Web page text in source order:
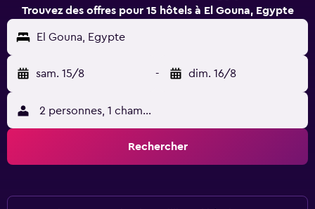
Trouvez des offres pour 15 hôtels à El Gouna, Egypte
El Gouna, Egypte
sam. 15/8 - dim. 16/8
2 personnes, 1 chambre
Rechercher